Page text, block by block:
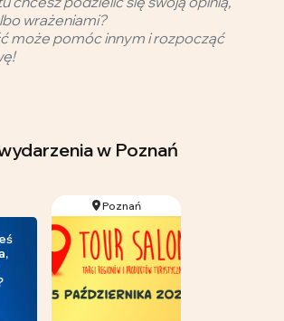
wrażeniami?
może pomóc innym i rozpocząć
w Poznań
Poznań